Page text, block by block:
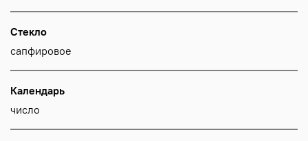
Стекло
сапфировое
Календарь
число